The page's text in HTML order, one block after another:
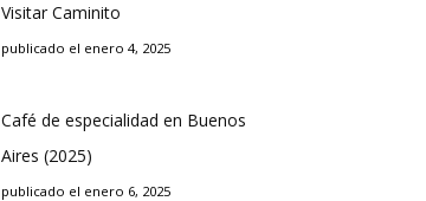
Visitar Caminito
publicado el enero 4, 2025
Café de especialidad en Buenos
Aires (2025)
publicado el enero 6, 2025